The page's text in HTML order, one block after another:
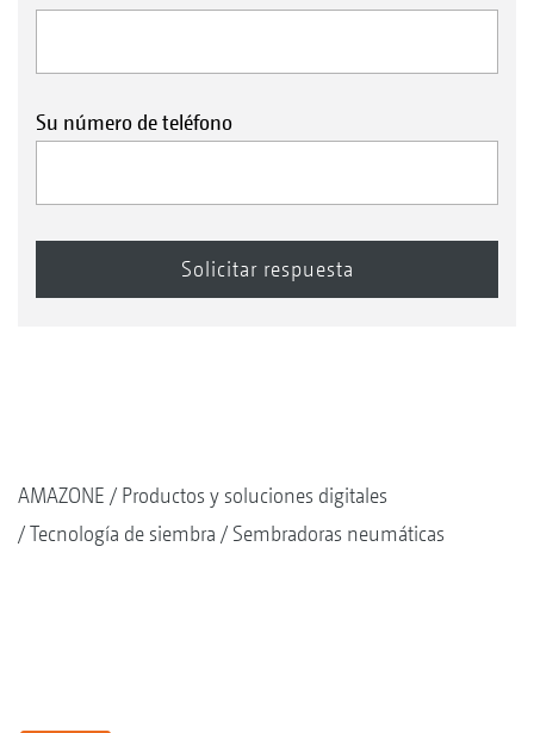
Su número de teléfono
AMAZONE
Productos y soluciones digitales
Tecnología de siembra
Sembradoras neumáticas